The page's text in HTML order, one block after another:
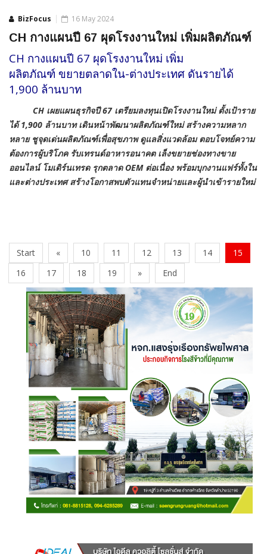
BizFocus 16 May 2024
CH กางแผนปี 67 ผุดโรงงานใหม่ เพิ่มผลิตภัณฑ์
CH กางแผนปี 67 ผุดโรงงานใหม่ เพิ่ม
ผลิตภัณฑ์ ขยายตลาดใน-ต่างประเทศ ดันรายได้
1,900 ล้านบาท
CH เผยแผนธุรกิจปี 67 เตรียมลงทุนเปิดโรงงานใหม่ ตั้งเป้าราย
ได้ 1,900 ล้านบาท เดินหน้าพัฒนาผลิตภัณฑ์ใหม่ สร้างความหลาก
หลาย ชูจุดเด่นผลิตภัณฑ์เพื่อสุขภาพ ดูแลสิ่งแวดล้อม ตอบโจทย์ความ
ต้องการผู้บริโภค รับเทรนด์อาหารอนาคต เล็งขยายช่องทางขาย
ออนไลน์ โมเดิร์นเทรด รุกตลาด OEM ต่อเนื่อง พร้อมบุกงานแฟร์ทั้งใน
และต่างประเทศ สร้างโอกาสพบตัวแทนจำหน่ายและผู้นำเข้ารายใหม่
Start « 10 11 12 13 14
15
16
17 18 19 » End